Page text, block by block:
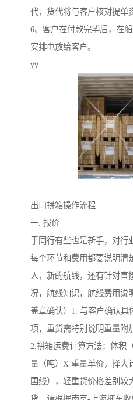
代，货代将与客户核对提单
6、客户在付款完毕后，在
安排电放给客户。
ÿÿ
出口拼箱操作流程
一. 报价
于同行有些也是新手，对行
每个环节和费用都要说明清
人，新的航线，还有针对直
况，航线知识，航线费用说
盖章确认）1. 与客户确认具
项，重货需特别说明重量附
2.拼箱运费计算方法：体积
量（吨）X 重量单价，择大
国线），轻重货价格差别较